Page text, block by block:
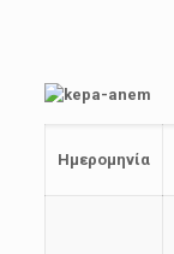
Hμερομηνία